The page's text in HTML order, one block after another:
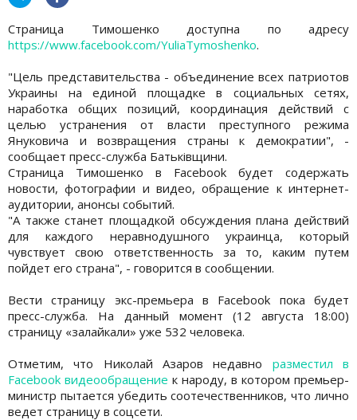
Страница Тимошенко доступна по адресу
https://www.facebook.com/YuliaTymoshenko.
"Цель представительства - объединение всех патриотов
Украины на единой площадке в социальных сетях,
наработка общих позиций, координация действий с
целью устранения от власти преступного режима
Януковича и возвращения страны к демократии", -
сообщает пресс-служба Батьківщини.
Страница Тимошенко в Facebook будет содержать
новости, фотографии и видео, обращение к интернет-
аудитории, анонсы событий.
"А также станет площадкой обсуждения плана действий
для каждого неравнодушного украинца, который
чувствует свою ответственность за то, каким путем
пойдет его страна", - говорится в сообщении.
Вести страницу экс-премьера в Facebook пока будет
пресс-служба. На данный момент (12 августа 18:00)
страницу «залайкали» уже 532 человека.
Отметим, что Николай Азаров недавно разместил в
Facebook видеообращение к народу, в котором премьер-
министр пытается убедить соотечественников, что лично
ведет страницу в соцсети.